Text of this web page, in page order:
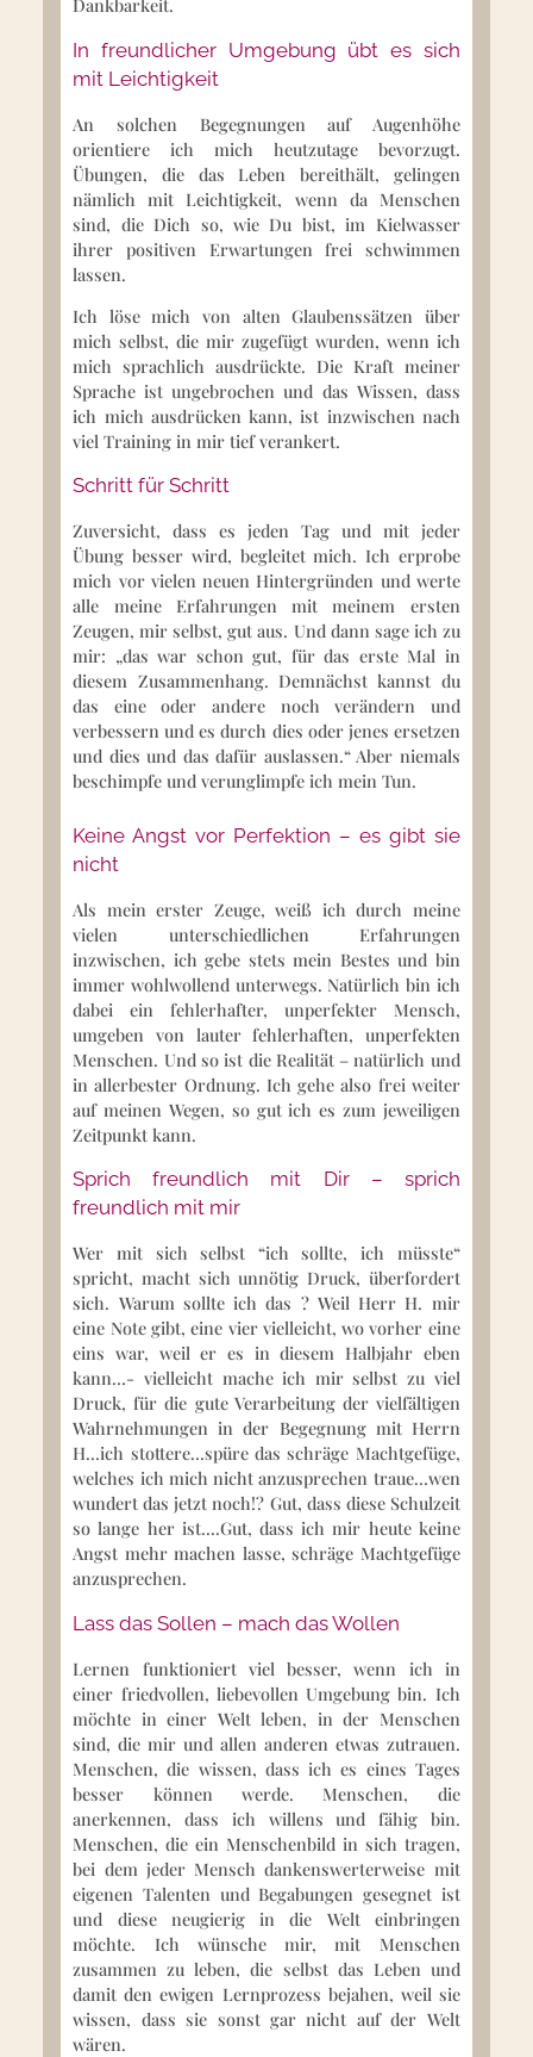
Dankbarkeit.
In freundlicher Umgebung übt es sich
mit Leichtigkeit
An solchen Begegnungen auf Augenhöhe
orientiere ich mich heutzutage bevorzugt.
Übungen, die das Leben bereithält, gelingen
nämlich mit Leichtigkeit, wenn da Menschen
sind, die Dich so, wie Du bist, im Kielwasser
ihrer positiven Erwartungen frei schwimmen
lassen.
Ich löse mich von alten Glaubenssätzen über
mich selbst, die mir zugefügt wurden, wenn ich
mich sprachlich ausdrückte. Die Kraft meiner
Sprache ist ungebrochen und das Wissen, dass
ich mich ausdrücken kann, ist inzwischen nach
viel Training in mir tief verankert.
Schritt für Schritt
Zuversicht, dass es jeden Tag und mit jeder
Übung besser wird, begleitet mich. Ich erprobe
mich vor vielen neuen Hintergründen und werte
alle meine Erfahrungen mit meinem ersten
Zeugen, mir selbst, gut aus. Und dann sage ich zu
mir: „das war schon gut, für das erste Mal in
diesem Zusammenhang. Demnächst kannst du
das eine oder andere noch verändern und
verbessern und es durch dies oder jenes ersetzen
und dies und das dafür auslassen.“ Aber niemals
beschimpfe und verunglimpfe ich mein Tun.
Keine Angst vor Perfektion – es gibt sie
nicht
Als mein erster Zeuge, weiß ich durch meine
vielen unterschiedlichen Erfahrungen
inzwischen, ich gebe stets mein Bestes und bin
immer wohlwollend unterwegs. Natürlich bin ich
dabei ein fehlerhafter, unperfekter Mensch,
umgeben von lauter fehlerhaften, unperfekten
Menschen. Und so ist die Realität – natürlich und
in allerbester Ordnung. Ich gehe also frei weiter
auf meinen Wegen, so gut ich es zum jeweiligen
Zeitpunkt kann.
Sprich freundlich mit Dir – sprich
freundlich mit mir
Wer mit sich selbst “ich sollte, ich müsste“
spricht, macht sich unnötig Druck, überfordert
sich. Warum sollte ich das ? Weil Herr H. mir
eine Note gibt, eine vier vielleicht, wo vorher eine
eins war, weil er es in diesem Halbjahr eben
kann…- vielleicht mache ich mir selbst zu viel
Druck, für die gute Verarbeitung der vielfältigen
Wahrnehmungen in der Begegnung mit Herrn
H…ich stottere…spüre das schräge Machtgefüge,
welches ich mich nicht anzusprechen traue…wen
wundert das jetzt noch!? Gut, dass diese Schulzeit
so lange her ist….Gut, dass ich mir heute keine
Angst mehr machen lasse, schräge Machtgefüge
anzusprechen.
Lass das Sollen – mach das Wollen
Lernen funktioniert viel besser, wenn ich in
einer friedvollen, liebevollen Umgebung bin. Ich
möchte in einer Welt leben, in der Menschen
sind, die mir und allen anderen etwas zutrauen.
Menschen, die wissen, dass ich es eines Tages
besser können werde. Menschen, die
anerkennen, dass ich willens und fähig bin.
Menschen, die ein Menschenbild in sich tragen,
bei dem jeder Mensch dankenswerterweise mit
eigenen Talenten und Begabungen gesegnet ist
und diese neugierig in die Welt einbringen
möchte. Ich wünsche mir, mit Menschen
zusammen zu leben, die selbst das Leben und
damit den ewigen Lernprozess bejahen, weil sie
wissen, dass sie sonst gar nicht auf der Welt
wären.